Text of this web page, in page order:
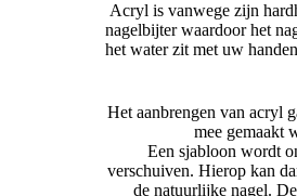
Acryl is vanwege zijn
nagelbijter waardoor het
het water zit met uw
Het aanbrengen van acryl
mee gemaakt
Een sjabloon wordt
verschuiven. Hierop kan
de natuurlijke nagel.